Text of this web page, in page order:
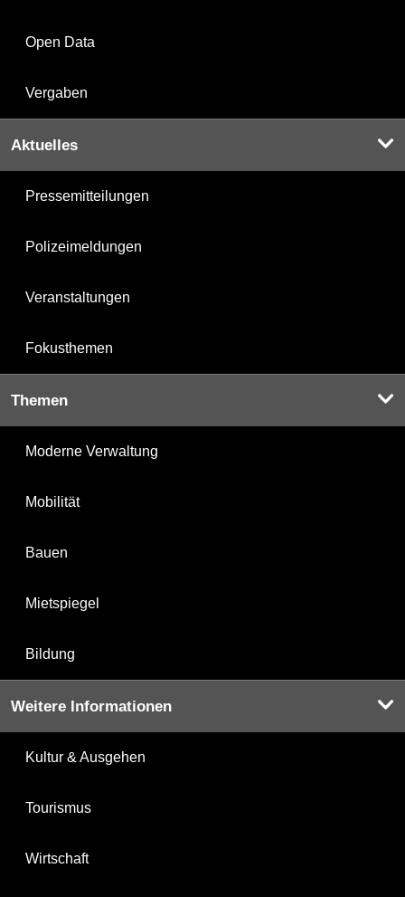
Open Data
Vergaben
Aktuelles
Pressemitteilungen
Polizeimeldungen
Veranstaltungen
Fokusthemen
Themen
Moderne Verwaltung
Mobilität
Bauen
Mietspiegel
Bildung
Weitere Informationen
Kultur & Ausgehen
Tourismus
Wirtschaft